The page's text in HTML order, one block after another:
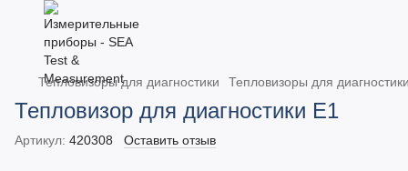
Тепловизоры для диагностики Тепловизоры для
Тепловизор для диагностики E1
Артикул: 420308 Оставить отзыв